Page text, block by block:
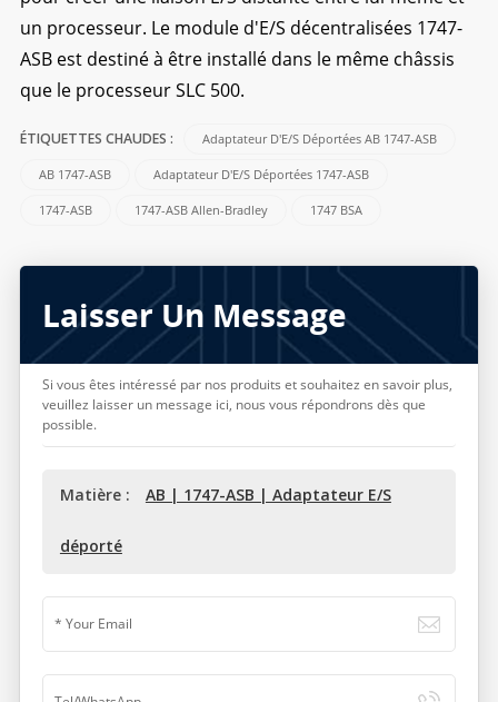
un processeur. Le module d'E/S décentralisées 1747-
ASB est destiné à être installé dans le même châssis
que le processeur SLC 500.
ÉTIQUETTES CHAUDES : Adaptateur D'E/S Déportées AB 1747-ASB
AB 1747-ASB Adaptateur D'E/S Déportées 1747-ASB
1747-ASB 1747-ASB Allen-Bradley 1747 BSA
Laisser Un Message
Si vous êtes intéressé par nos produits et souhaitez en savoir plus,
veuillez laisser un message ici, nous vous répondrons dès que
possible.
Matière : AB | 1747-ASB | Adaptateur E/S
déporté